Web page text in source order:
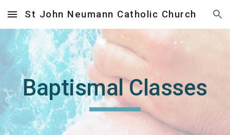
Skip to main content Skip to navigation
St John Neumann Catholic Church
Baptismal Classes